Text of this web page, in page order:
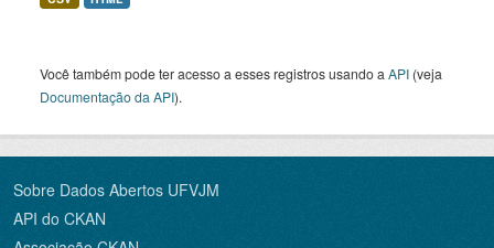
Você também pode ter acesso a esses registros usando a API (veja
Documentação da API).
Sobre Dados Abertos UFVJM
API do CKAN